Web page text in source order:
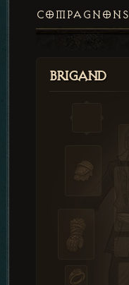
COMPAGNONS
Brigand